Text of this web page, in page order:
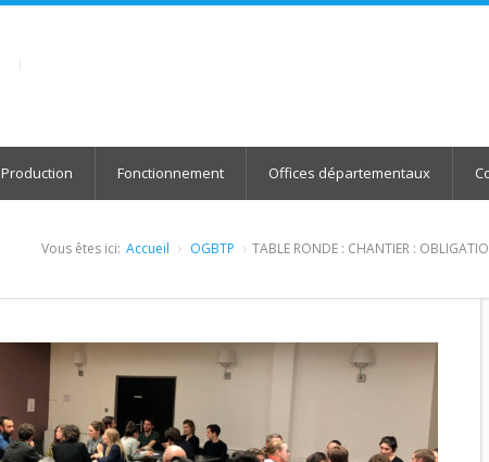
Production Fonctionnement Offices départementaux
Vous êtes ici: Accueil OGBTP TABLE RONDE : CHANTIER :